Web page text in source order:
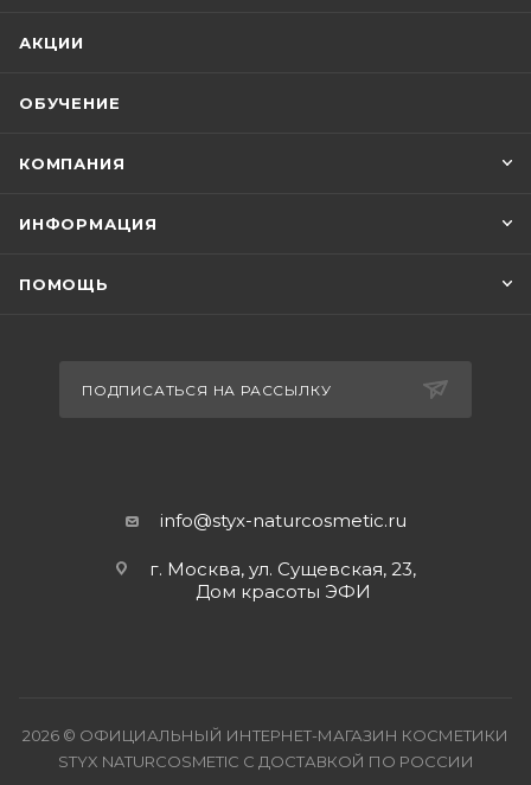
АКЦИИ
ОБУЧЕНИЕ
КОМПАНИЯ
ИНФОРМАЦИЯ
ПОМОЩЬ
ПОДПИСАТЬСЯ НА РАССЫЛКУ
info@styx-naturcosmetic.ru
г. Москва, ул. Сущевская, 23,
Дом красоты ЭФИ
2026 © ОФИЦИАЛЬНЫЙ ИНТЕРНЕТ-МАГАЗИН КОСМЕТИКИ
STYX NATURCOSMETIC С ДОСТАВКОЙ ПО РОССИИ